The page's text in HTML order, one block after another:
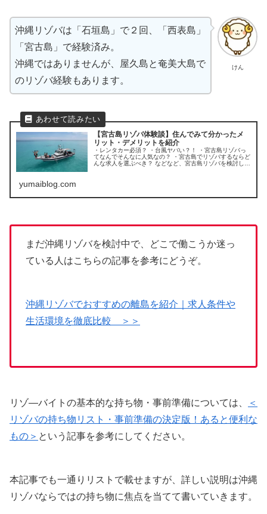
けん
沖縄リゾバは「石垣島」で２回、「西表島」
「宮古島」で経験済み。
沖縄ではありませんが、屋久島と奄美大島で
のリゾバ経験もあります。
【宮古島リゾバ体験談】住んでみて分かったメ
リット・デメリットを紹介
・レンタカー必須？ ・台風ヤバい？！ ・宮古島リゾバっ
てなんでそんなに人気なの？ ・宮古島でリゾバするならど
んな求人を選ぶべき？ などなど、宮古島リゾバを検討して
yumaiblog.com
まだ沖縄リゾバを検討中で、どこで働こうか迷っ
ている人はこちらの記事を参考にどうぞ。
沖縄リゾバでおすすめの離島を紹介｜求人条件や
生活環境を徹底比較 ＞＞
リゾ―バイトの基本的な持ち物・事前準備については、
＜
リゾバの持ち物リスト・事前準備の決定版！あると便利な
もの＞ という記事を参考にしてください。
本記事でも一通りリストで載せますが、詳しい説明は沖縄
リゾバならではの持ち物に焦点を当てて書いていきます。